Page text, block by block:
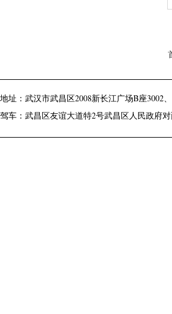
地址：武汉市武昌区2008新长江广场B座3002、
驾车：武昌区友谊大道特2号武昌区人民政府